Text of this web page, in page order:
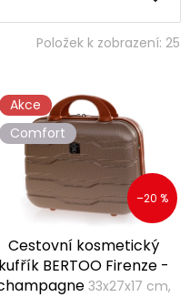
Položek k zobrazení: 25
Akce
Comfort
–20 %
Cestovní kosmetický
kufřík BERTOO Firenze -
33x27x17 cm,